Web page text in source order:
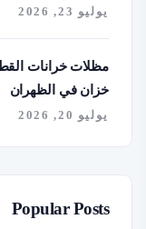
يوليو 23, 2026
خزان في الظهران
يوليو 20, 2026
Popular Posts